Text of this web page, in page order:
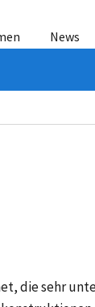
News
die sehr